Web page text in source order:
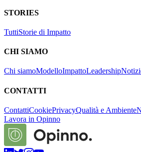
STORIES
TuttiStorie di Impatto
CHI SIAMO
Chi siamoModelloImpattoLeadership
CONTATTI
ContattiCookiePrivacyQualità e Ambiente
Lavora in Opinno